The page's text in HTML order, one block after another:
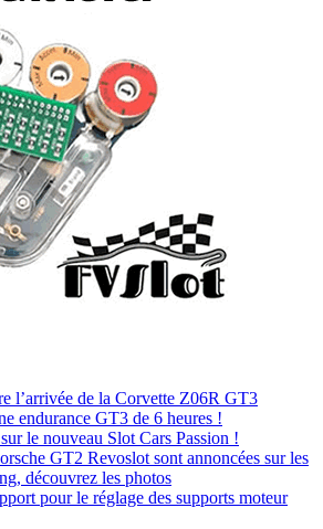
l’arrivée de la Corvette Z06R GT3
endurance GT3 de 6 heures !
le nouveau Slot Cars Passion !
GT2 Revoslot sont annoncées sur les
découvrez les photos
pour le réglage des supports moteur